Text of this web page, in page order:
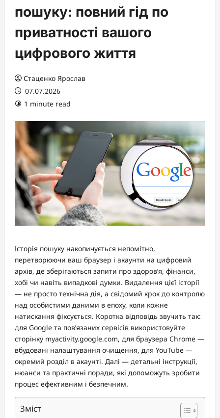
пошуку: повний гід по
приватності вашого
цифрового життя
Стаценко Ярослав
07.07.2026
1 minute read
Історія пошуку накопичується непомітно,
перетворюючи ваш браузер і акаунти на цифровий
архів, де зберігаються запити про здоров’я, фінанси,
хобі чи навіть випадкові думки. Видалення цієї історії
— не просто технічна дія, а свідомий крок до контролю
над особистими даними в епоху, коли кожне
натискання фіксується. Коротка відповідь звучить так:
для Google та пов’язаних сервісів використовуйте
сторінку myactivity.google.com, для браузера Chrome —
вбудовані налаштування очищення, для YouTube —
окремий розділ в акаунті. Далі — детальні інструкції,
нюанси та практичні поради, які допоможуть зробити
процес ефективним і безпечним.
Зміст